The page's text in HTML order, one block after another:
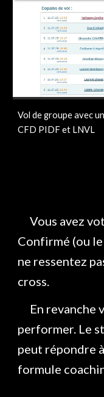
Vol de groupe avec
CFD PIDF et LNVL
Vous avez
Confirmé (ou
ne ressentez
cross.
En revanche
performer. Le
peut répondre
formule